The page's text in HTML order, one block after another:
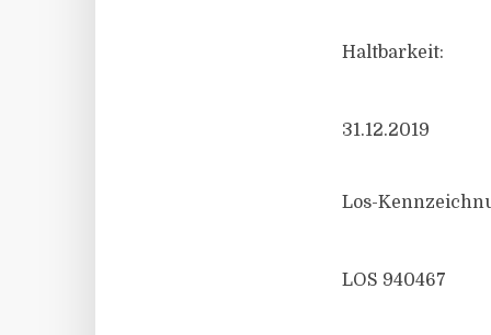
Haltbarkeit:
31.12.2019
Los-
LOS 940467